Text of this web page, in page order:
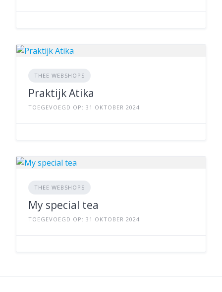
THEE WEBSHOPS
Praktijk Atika
TOEGEVOEGD OP: 31 OKTOBER 2024
THEE WEBSHOPS
My special tea
TOEGEVOEGD OP: 31 OKTOBER 2024